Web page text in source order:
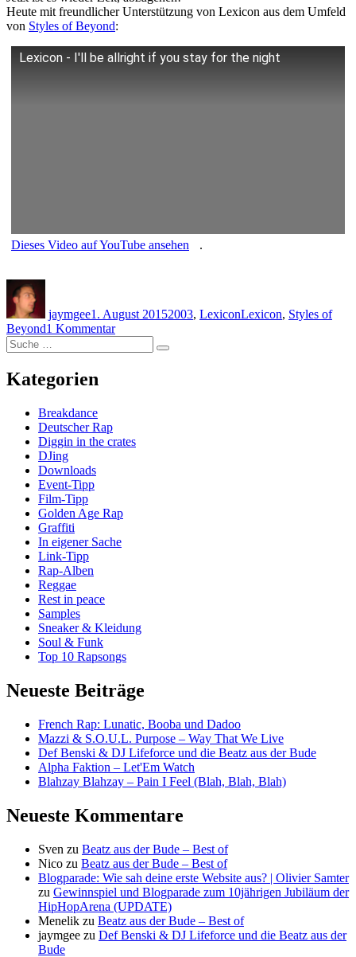
Heute mit freundlicher Unterstützung von Lexicon aus dem Umfeld
von Styles of Beyond:
Lexicon - I'll be allright if you stay for the night
Dieses Video auf YouTube ansehen .
jaymgee1. August 20152003, LexiconLexicon, Styles of
Beyond1 Kommentarzu
–
Stay
Suche
nach:
Suche
Kategorien
Breakdance
Deutscher Rap
Diggin in the crates
DJing
Downloads
Event-Tipp
Film-Tipp
Golden Age Rap
Graffiti
In eigener Sache
Link-Tipp
Rap-Alben
Reggae
Rest in peace
Samples
Sneaker & Kleidung
Soul & Funk
Top 10 Rapsongs
Neueste Beiträge
French Rap: Lunatic, Booba und Dadoo
Mazzi & S.O.U.L. Purpose – Way That We Live
Def Benski & DJ Lifeforce und die Beatz aus der Bude
Alpha Faktion – Let'Em Watch
Blahzay Blahzay – Pain I Feel (Blah, Blah, Blah)
Neueste Kommentare
Sven zu Beatz aus der Bude – Best of
Nico zu Beatz aus der Bude – Best of
Blogparade: Wie sah deine erste Website aus? | Olivier Samter
zu Gewinnspiel und Blogparade zum 10jährigen Jubiläum der
HipHopArena (UPDATE)
Menelik zu Beatz aus der Bude – Best of
jaymgee zu Def Benski & DJ Lifeforce und die Beatz aus der
Bude